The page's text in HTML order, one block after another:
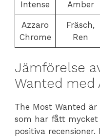
Intense
Amber
Azzaro
Chrome
Fräsch,
Ren
Jämförelse
Wanted med
The Most Wanted
som har fått
positiva